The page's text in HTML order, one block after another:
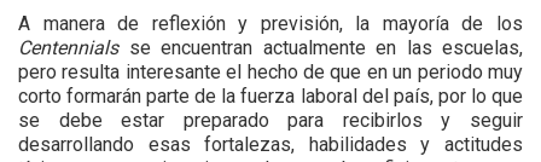
Centennials se encuentran actualmente en las escuelas,
pero resulta interesante el hecho de que en un periodo muy
corto formarán parte de la fuerza laboral del país, por lo que
se debe estar preparado para recibirlos y seguir
desarrollando esas fortalezas, habilidades y actitudes